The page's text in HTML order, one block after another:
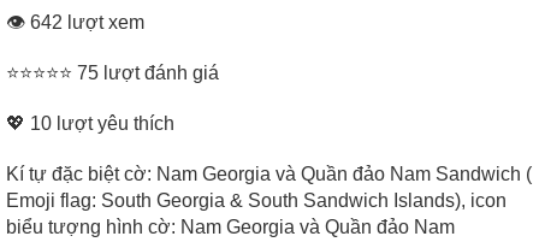
👁 642 lượt xem
⭐⭐⭐⭐⭐ 75 lượt đánh giá
💖 10 lượt yêu thích
Kí tự đặc biệt cờ: Nam Georgia và Quần đảo Nam Sandwich (
Emoji flag: South Georgia & South Sandwich Islands), icon
biểu tượng hình cờ: Nam Georgia và Quần đảo Nam